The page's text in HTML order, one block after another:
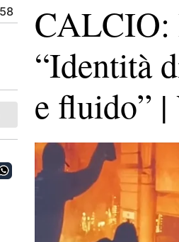
CALCIO:
“Identità
e fluido”